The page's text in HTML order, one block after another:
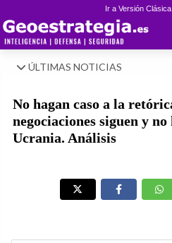
Ir a Versión
ÚLTIMAS NOTICIAS
No hagan caso a la
negociaciones siguen y
Ucrania. Análisis